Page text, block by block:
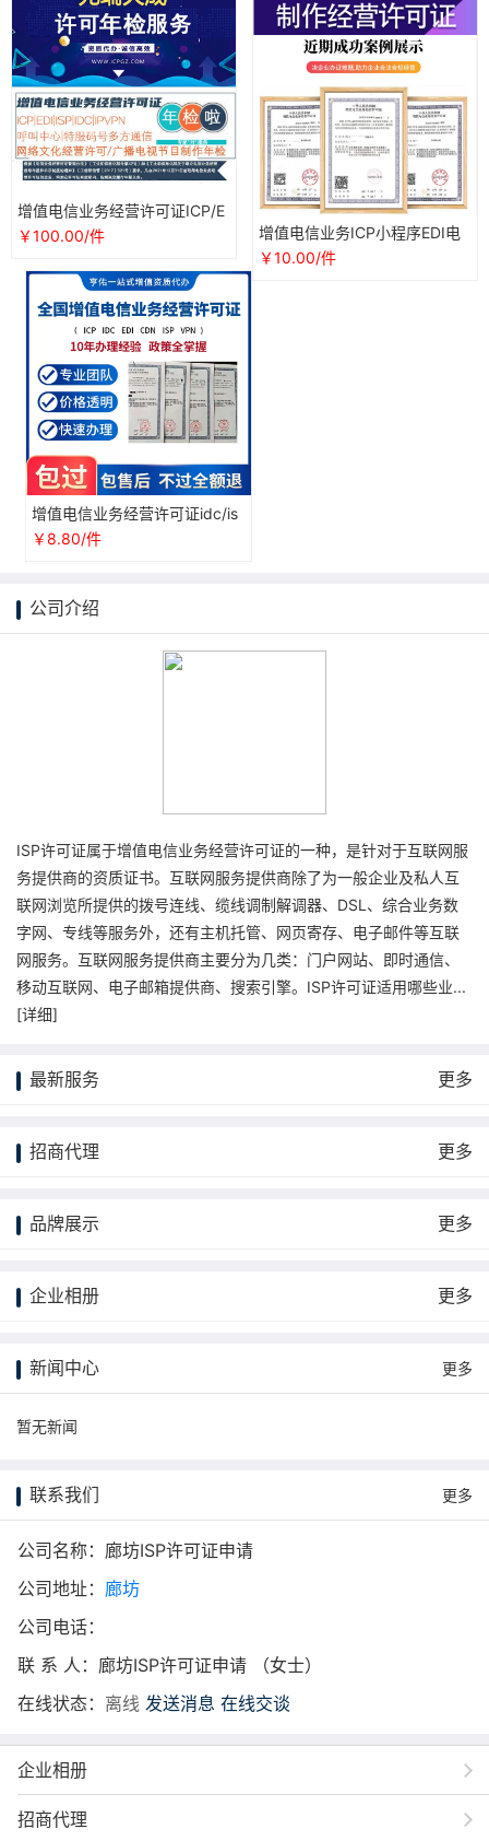
增值电信业务ICP小程序EDI电
商平台ISP经营许可证电信增值
￥10.00/件
增值电信业务经营许可证ICP/E
DI/ISP/IDC年检年审年报
￥100.00/件
增值电信业务经营许可证idc/is
p/CDN/edi/icp/文网文/广播
￥8.80/件
公司介绍
ISP许可证属于增值电信业务经营许可证的一种，是针对于互联网服
务提供商的资质证书。互联网服务提供商除了为一般企业及私人互
联网浏览所提供的拨号连线、缆线调制解调器、DSL、综合业务数
字网、专线等服务外，还有主机托管、网页寄存、电子邮件等互联
网服务。互联网服务提供商主要分为几类：门户网站、即时通信、
移动互联网、电子邮箱提供商、搜索引擎。ISP许可证适用哪些业...
[详细]
最新服务 更多
招商代理 更多
品牌展示 更多
企业相册 更多
新闻中心 更多
暂无新闻
联系我们 更多
公司名称：廊坊ISP许可证申请
公司地址： 廊坊
公司电话：
联 系 人：廊坊ISP许可证申请 （女士）
在线状态： 离线 发送消息 在线交谈
企业相册
招商代理